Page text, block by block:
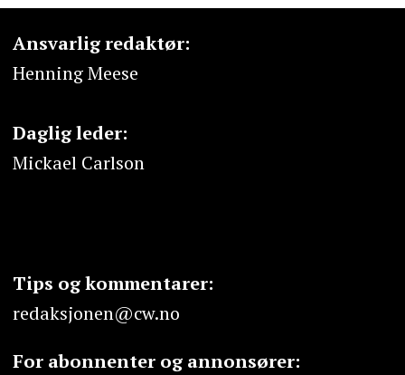
Ansvarlig redaktør:
Henning Meese
Daglig leder:
Mickael Carlson
Tips og kommentarer:
redaksjonen@cw.no
For abonnenter og annonsører: